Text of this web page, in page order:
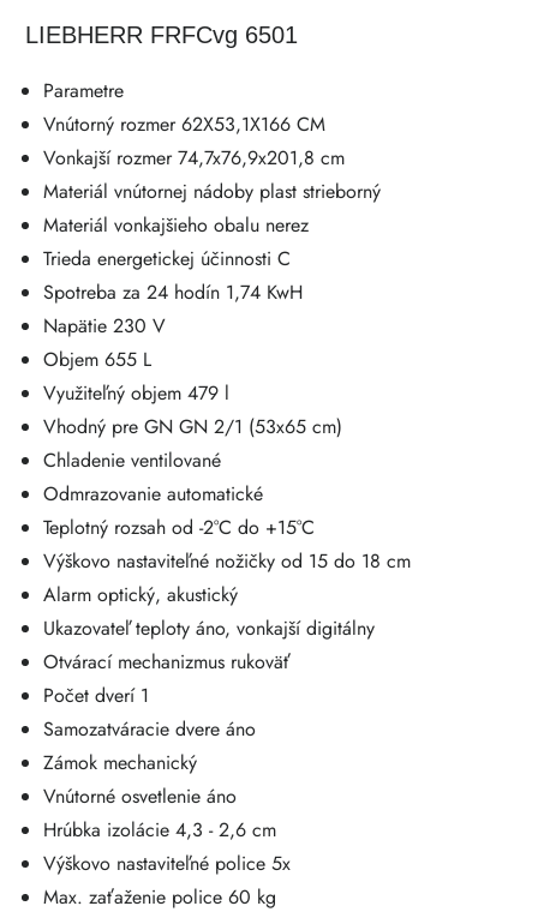
LIEBHERR FRFCvg 6501
Parametre
Vnútorný rozmer 62X53,1X166 CM
Vonkajší rozmer 74,7x76,9x201,8 cm
Materiál vnútornej nádoby plast strieborný
Materiál vonkajšieho obalu nerez
Trieda energetickej účinnosti C
Spotreba za 24 hodín 1,74 KwH
Napätie 230 V
Objem 655 L
Využiteľný objem 479 l
Vhodný pre GN GN 2/1 (53x65 cm)
Chladenie ventilované
Odmrazovanie automatické
Teplotný rozsah od -2°C do +15°C
Výškovo nastaviteľné nožičky od 15 do 18 cm
Alarm optický, akustický
Ukazovateľ teploty áno, vonkajší digitálny
Otvárací mechanizmus rukoväť
Počet dverí 1
Samozatváracie dvere áno
Zámok mechanický
Vnútorné osvetlenie áno
Hrúbka izolácie 4,3 - 2,6 cm
Výškovo nastaviteľné police 5x
Max. zaťaženie police 60 kg